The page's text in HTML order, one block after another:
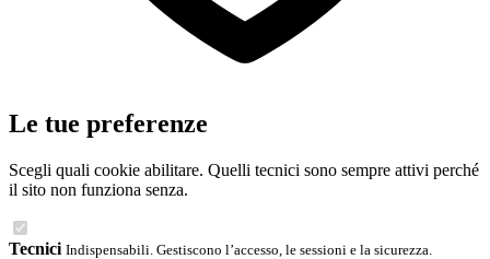
Le tue preferenze
Scegli quali cookie abilitare. Quelli tecnici sono sempre attivi perché
il sito non funziona senza.
Tecnici Indispensabili. Gestiscono l’accesso, le sessioni e la sicurezza.